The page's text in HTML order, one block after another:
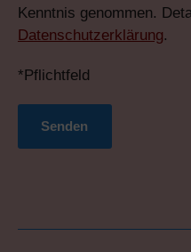
Kenntnis genommen.
Datenschutzerklärung.
*Pflichtfeld